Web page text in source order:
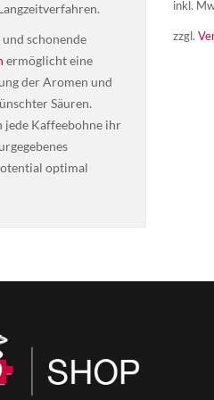
inkl.
zzgl.
und schonende
ermöglicht eine
der Aromen und
Säuren.
jede Kaffeebohne ihr
optimal